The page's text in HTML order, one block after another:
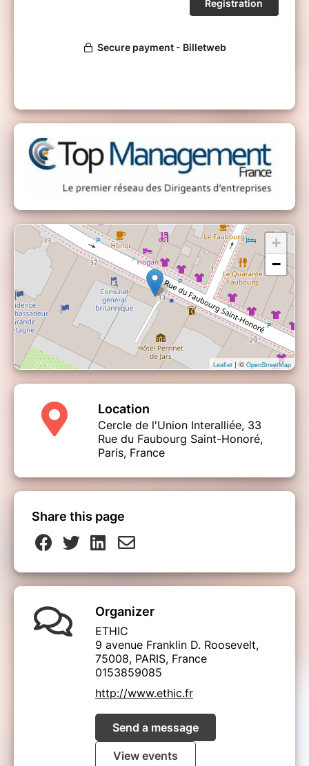
+
−
Leaflet | © OpenStreetMap
Location
Cercle de l'Union Interalliée, 33
Rue du Faubourg Saint-Honoré,
Paris, France
Share this page
Organizer
ETHIC
9 avenue Franklin D. Roosevelt,
75008, PARIS, France
0153859085
http://www.ethic.fr
Send a message
View events